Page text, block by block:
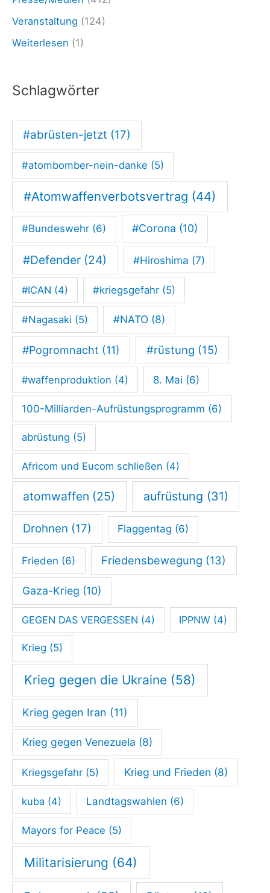
Veranstaltung (124)
Weiterlesen (1)
Schlagwörter
#abrüsten-jetzt (17)
#atombomber-nein-danke (5)
#Atomwaffenverbotsvertrag (44)
#Bundeswehr (6) #Corona (10)
#Defender (24) #Hiroshima (7)
#ICAN (4) #kriegsgefahr(5)
#Nagasaki (5) #NATO(8)
#Pogromnacht (11) #rüstung (15)
#waffenproduktion (4) 8. Mai (6)
100-Milliarden-Aufrüstungsprogramm (6)
abrüstung (5)
Africom und Eucom schließen (4)
atomwaffen (25) aufrüstung (31)
Drohnen (17) Flaggentag (6)
Frieden (6) Friedensbewegung (13)
Gaza-Krieg (10)
GEGEN DAS VERGESSEN (4) IPPNW (4)
Krieg (5)
Krieg gegen die Ukraine (58)
Krieg gegen Iran (11)
Krieg gegen Venezuela (8)
Kriegsgefahr (5) Krieg und Frieden (8)
kuba (4) Landtagswahlen (6)
Mayors for Peace (5)
Militarisierung (64)